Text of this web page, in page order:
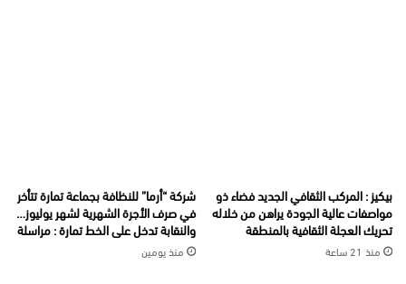
بيكيز : المركب الثقافي الجديد فضاء ذو
مواصفات عالية الجودة يراهن من خلاله
تحريك العجلة الثقافية بالمنطقة
منذ 21 ساعة
شركة “أرما” للنظافة بجماعة تمارة تتأخر
في صرف الأجرة الشهرية لشهر يوليوز…
والنقابة تدخل على الخط تمارة : مراسلة
منذ يومين